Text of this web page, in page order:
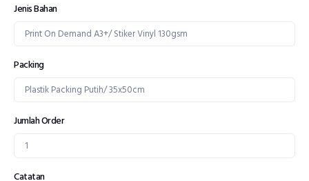
Jenis Bahan
Packing
Jumlah Order
Catatan